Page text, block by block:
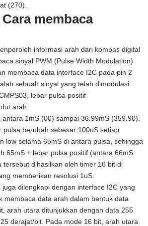
(270).
membaca
informasi arah dari kompas digital
sinyal PWM (Pulse Width Modulation)
membaca data interface I2C pada pin 2
sebuah sinyal yang telah dimodulasi
lebar pulsa positif
arah.
1mS (00) sampai 36.99mS (359.90).
pulsa berubah sebesar 100uS setiap
low selama 65mS di antara pulsa, sehingga
65mS + lebar pulsa positif (antara 66mS
tersebut dihasilkan oleh timer 16 bit di
memberikan resolusi 1uS.
juga dilengkapi dengan interface I2C yang
membaca data arah dalam bentuk data
arah utara ditunjukkan dengan data 255
derajat/bit. Pada mode 16 bit, arah utara